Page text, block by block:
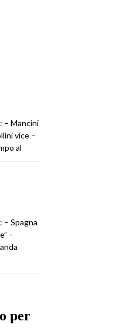
– Mancini
vice –
al
– Spagna
–
per